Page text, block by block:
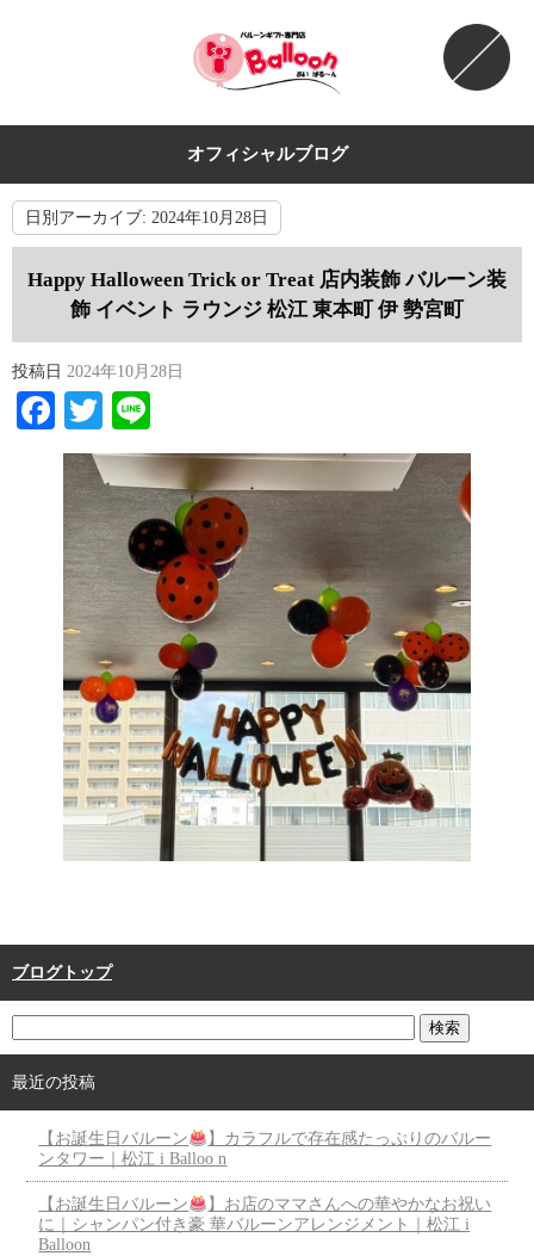
オフィシャルブログ
日別アーカイブ: 2024年10月28日
Happy Halloween Trick or Treat 店内装飾 バルーン装
飾 イベント ラウンジ 松江 東本町 伊 勢宮町
投稿日 2024年10月28日
Facebook
Twitter
ブログトップ
最近の投稿
【お誕生日バルーン
】カラフルで存在感たっぷりのバルー
ンタワー｜松江 i Balloo n
【お誕生日バルーン
】お店のママさんへの華やかなお祝い
に｜シャンパン付き豪 華バルーンアレンジメント｜松江 i
Balloon